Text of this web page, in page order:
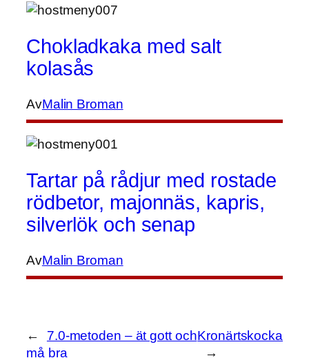
Chokladkaka med salt
kolasås
AvMalin Broman
Tartar på rådjur med rostade
rödbetor, majonnäs, kapris,
silverlök och senap
AvMalin Broman
←
7.0-metoden – ät gott och
må bra
Kronärtskocka
→